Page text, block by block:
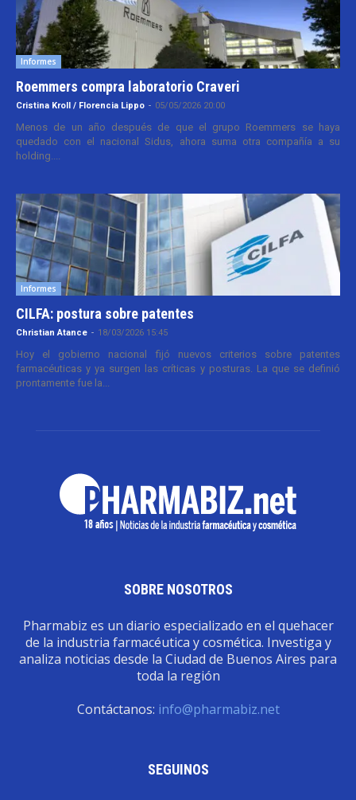
Informes
Roemmers compra laboratorio Craveri
Cristina Kroll / Florencia Lippo - 05/05/2026 20:00
Menos de un año después de que el grupo Roemmers se haya
quedado con el nacional Sidus, ahora suma otra compañía a su
holding....
Informes
CILFA: postura sobre patentes
Christian Atance - 18/03/2026 15:45
Hoy el gobierno nacional fijó nuevos criterios sobre patentes
farmacéuticas y ya surgen las críticas y posturas. La que se definió
prontamente fue la...
SOBRE NOSOTROS
Pharmabiz es un diario especializado en el quehacer
de la industria farmacéutica y cosmética. Investiga y
analiza noticias desde la Ciudad de Buenos Aires para
toda la región
Contáctanos: info@pharmabiz.net
SEGUINOS